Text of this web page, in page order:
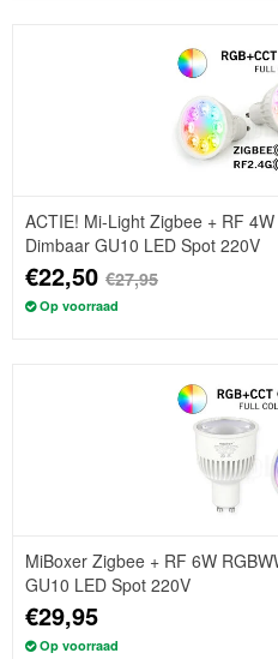
ACTIE! Mi-Light Zigbee + RF
Dimbaar GU10 LED Spot 220V
€22,50 €27,95
Op voorraad
MiBoxer Zigbee + RF 6W
GU10 LED Spot 220V
€29,95
Op voorraad